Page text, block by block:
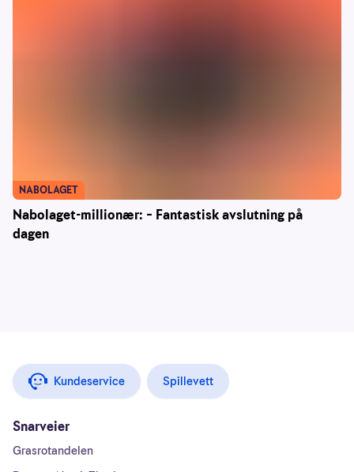
Nabolaget-millionær: – Fantastisk avslutning på
dagen
NABOLAGET
Kundeservice Spillevett
Snarveier
Grasrotandelen